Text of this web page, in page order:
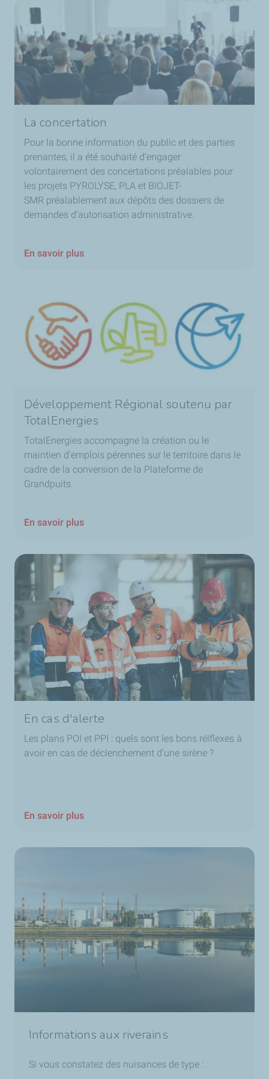
La concertation
Pour la bonne information du public et des parties
prenantes, il a été souhaité d’engager
volontairement des concertations préalables pour
les projets PYROLYSE, PLA et BIOJET-
SMR préalablement aux dépôts des dossiers de
demandes d’autorisation administrative.
En savoir plus
Développement Régional soutenu par
TotalEnergies
TotalEnergies accompagne la création ou le
maintien d'emplois pérennes sur le territoire dans le
cadre de la conversion de la Plateforme de
Grandpuits.
En savoir plus
En cas d'alerte
Les plans POI et PPI : quels sont les bons rélflexes à
avoir en cas de déclenchement d'une sirène ?
En savoir plus
Informations aux riverains
Si vous constatez des nuisances de type :